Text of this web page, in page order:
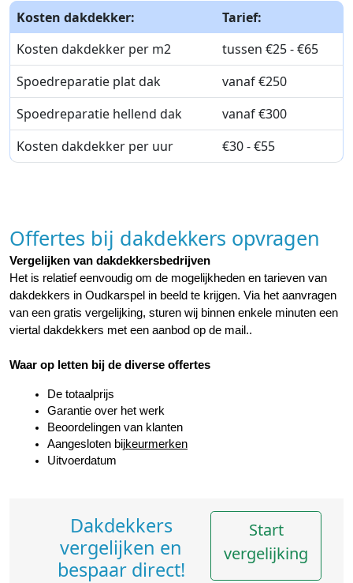
Kosten dakdekker:
Tarief:
Kosten dakdekker per m2
tussen €25 - €65
Spoedreparatie plat dak
vanaf €250
Spoedreparatie hellend dak
vanaf €300
Kosten dakdekker per uur
€30 - €55
Offertes bij dakdekkers opvragen
Vergelijken van dakdekkersbedrijven
Het is relatief eenvoudig om de mogelijkheden en tarieven van
dakdekkers in Oudkarspel in beeld te krijgen. Via het aanvragen
van een gratis vergelijking, sturen wij binnen enkele minuten een
viertal dakdekkers met een aanbod op de mail..
Waar op letten bij de diverse offertes
De totaalprijs
Garantie over het werk
Beoordelingen van klanten
Aangesloten bijkeurmerken
Uitvoerdatum
Dakdekkers
vergelijken en
bespaar direct!
Start
vergelijking